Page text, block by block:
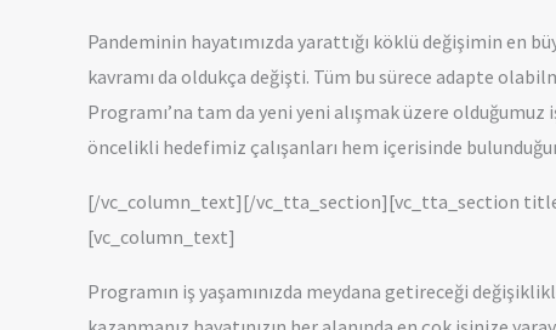
Pandeminin hayatımızda yarattığı köklü değişimin en
kavramı da oldukça değişti. Tüm bu sürece adapte
Programı’na tam da yeni yeni alışmak üzere
öncelikli hedefimiz çalışanları hem içerisinde
[/vc_column_text][/vc_tta_section][vc_tta_section
[vc_column_text]
Programın iş yaşamınızda meydana getireceği